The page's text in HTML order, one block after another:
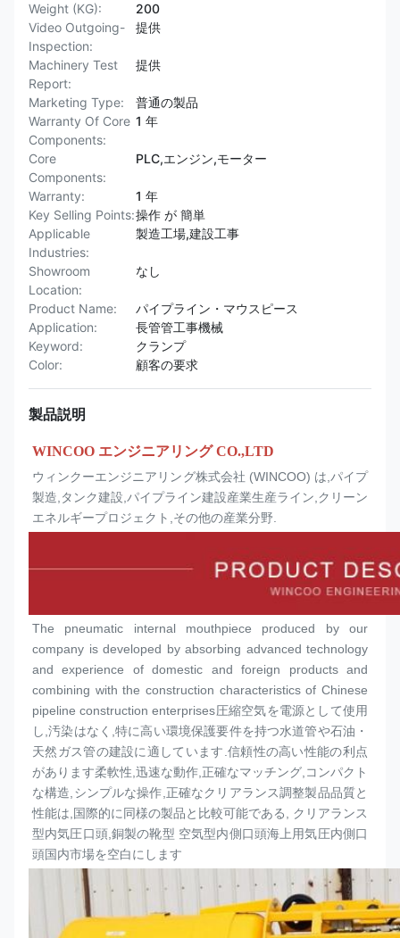
Weight (KG):
200
Video Outgoing-
Inspection:
提供
Machinery Test
Report:
提供
Marketing Type:
普通の製品
Warranty Of Core
Components:
1 年
Core
Components:
PLC,エンジン,モーター
Warranty:
1 年
Key Selling Points:操作 が 簡単
Applicable
Industries:
製造工場,建設工事
Showroom
Location:
なし
Product Name:
パイプライン・マウスピース
Application:
長管管工事機械
Keyword:
クランプ
Color:
顧客の要求
製品説明
WINCOO エンジニアリング CO.,LTD
ウィンクーエンジニアリング株式会社 (WINCOO) は,パイプ
製造,タンク建設,パイプライン建設産業生産ライン,クリーン
エネルギープロジェクト,その他の産業分野.
The pneumatic internal mouthpiece produced by our
company is developed by absorbing advanced technology
and experience of domestic and foreign products and
combining with the construction characteristics of Chinese
pipeline construction enterprises圧縮空気を電源として使用
し,汚染はなく,特に高い環境保護要件を持つ水道管や石油・
天然ガス管の建設に適しています.信頼性の高い性能の利点
があります柔軟性,迅速な動作,正確なマッチング,コンパクト
な構造,シンプルな操作,正確なクリアランス調整製品品質と
性能は,国際的に同様の製品と比較可能である, クリアランス
型内気圧口頭,銅製の靴型 空気型内側口頭海上用気圧内側口
頭国内市場を空白にします